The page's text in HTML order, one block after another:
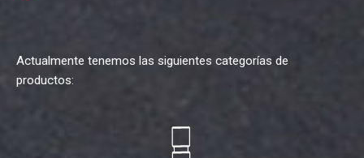
Actualmente tenemos las siguientes categorías de
productos: